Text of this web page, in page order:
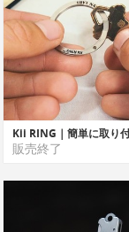
販売終了